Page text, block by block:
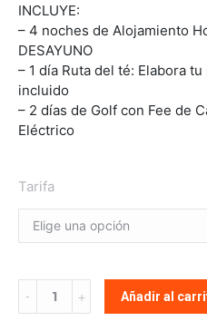
INCLUYE:
– 4 noches de Alojamiento
DESAYUNO
– 1 día Ruta del té: Elabora
incluido
– 2 días de Golf con Fee de
Eléctrico
Tarifa
Añadir al